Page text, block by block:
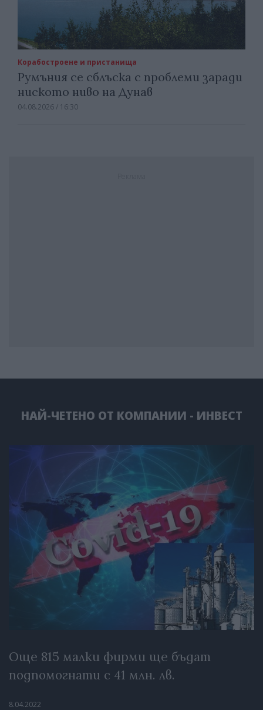
Корабостроене и пристанища
Румъния се сблъска с проблеми заради
ниското ниво на Дунав
04.08.2026 / 16:30
НАЙ-ЧЕТЕНО ОТ КОМПАНИИ - ИНВЕСТ
Още 815 малки фирми ще бъдат
подпомогнати с 41 млн. лв.
8.04.2022